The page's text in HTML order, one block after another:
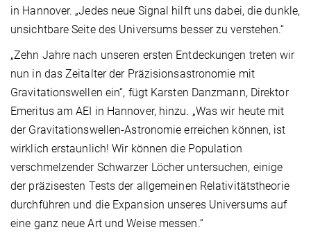
in Hannover. „Jedes neue Signal hilft uns dabei, die dunkle,
unsichtbare Seite des Universums besser zu verstehen.“
„Zehn Jahre nach unseren ersten Entdeckungen treten wir
nun in das Zeitalter der Präzisionsastronomie mit
Gravitationswellen ein“, fügt Karsten Danzmann, Direktor
Emeritus am AEI in Hannover, hinzu. „Was wir heute mit
der Gravitationswellen-Astronomie erreichen können, ist
wirklich erstaunlich! Wir können die Population
verschmelzender Schwarzer Löcher untersuchen, einige
der präzisesten Tests der allgemeinen Relativitätstheorie
durchführen und die Expansion unseres Universums auf
eine ganz neue Art und Weise messen.“